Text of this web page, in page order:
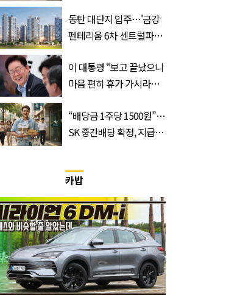
동탄 대단지 입주…'금강
펜테리움 6차 센트럴파크'
는?
이 대통령 “보고 끝났으니
마음 편히 휴가 가시라…
“배당금 1주당 1500원”…
SK 중간배당 확정, 지급일
카밥